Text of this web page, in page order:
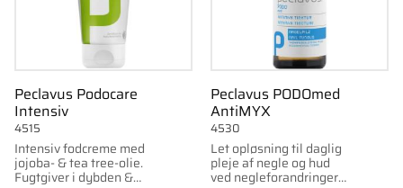
Peclavus Podocare
Intensiv
Intensiv fodcreme med
jojoba- & tea tree-olie.
Fugtgiver i dybden &
4515
Peclavus PODOmed
AntiMYX
Let opløsning til daglig
pleje af negle og hud
ved negleforandringer.
4530